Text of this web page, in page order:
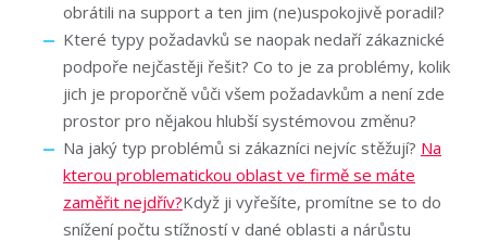
obrátili na support a ten jim (ne)uspokojivě poradil?
Které typy požadavků se naopak nedaří zákaznické
podpoře nejčastěji řešit? Co to je za problémy, kolik
jich je proporčně vůči všem požadavkům a není zde
prostor pro nějakou hlubší systémovou změnu?
Na jaký typ problémů si zákazníci nejvíc stěžují? Na
kterou problematickou oblast ve firmě se máte
zaměřit nejdřív?Když ji vyřešíte, promítne se to do
snížení počtu stížností v dané oblasti a nárůstu